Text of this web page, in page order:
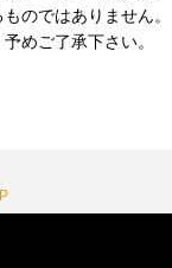
のではありません。
めご了承下さい。